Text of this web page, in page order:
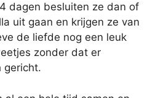
dagen besluiten ze dan of
uit gaan en krijgen ze van
de liefde nog een leuk
zonder dat er
gericht.